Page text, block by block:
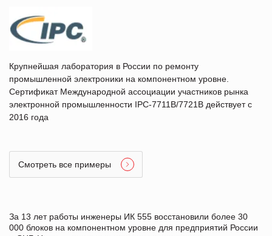
Крупнейшая лаборатория в России по ремонту
промышленной электроники на компонентном уровне.
Сертификат Международной ассоциации участников рынка
электронной промышленности IPC-7711B/7721B действует с
2016 года
Смотреть все примеры
За 13 лет работы инженеры ИК 555 восстановили более 30
000 блоков на компонентном уровне для предприятий России